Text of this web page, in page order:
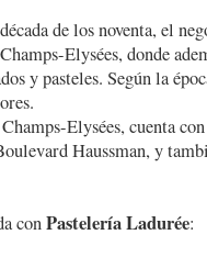
de los noventa, el
Elysées, donde
y pasteles. Según la
Elysées, cuenta
Haussman, y
conPastelería Ladurée: